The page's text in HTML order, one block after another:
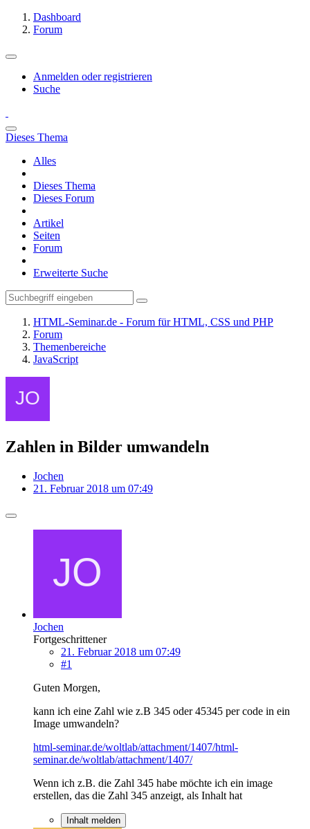
Dashboard
Forum
Anmelden oder registrieren
Suche
Dieses Thema
Alles
Dieses Thema
Dieses Forum
Artikel
Seiten
Forum
Erweiterte Suche
HTML-Seminar.de - Forum für HTML, CSS und PHP
Forum
Themenbereiche
JavaScript
Zahlen in Bilder umwandeln
Jochen
21. Februar 2018 um 07:49
Jochen
Fortgeschrittener
21. Februar 2018 um 07:49
#1
Guten Morgen,
kann ich eine Zahl wie z.B 345 oder 45345 per code in ein
Image umwandeln?
html-seminar.de/woltlab/attachment/1407/html-
seminar.de/woltlab/attachment/1407/
Wenn ich z.B. die Zahl 345 habe möchte ich ein image
erstellen, das die Zahl 345 anzeigt, als Inhalt hat
Inhalt melden